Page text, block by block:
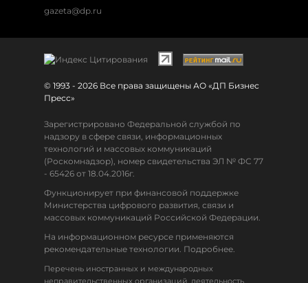
gazeta@dp.ru
© 1993 - 2026 Все права защищены АО «ДП Бизнес
Пресс»
Зарегистрировано Федеральной службой по
надзору в сфере связи, информационных
технологий и массовых коммуникаций
(Роскомнадзор), номер свидетельства ЭЛ № ФС 77
- 65426 от 18.04.2016г.
Функционирует при финансовой поддержке
Министерства цифрового развития, связи и
массовых коммуникаций Российской Федерации.
На информационном ресурсе применяются
рекомендательные технологии. Подробнее.
Перечень иностранных и международных
неправительственных организаций, деятельность